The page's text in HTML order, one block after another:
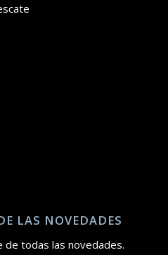
LAS NOVEDADES
todas las novedades.